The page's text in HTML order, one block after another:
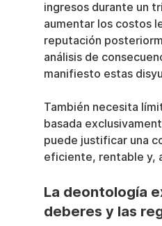
ingresos durante un
aumentar los costos
reputación
análisis de
manifiesto estas
También necesita
basada
puede justificar una
eficiente, rentable y,
La deontología
deberes y las